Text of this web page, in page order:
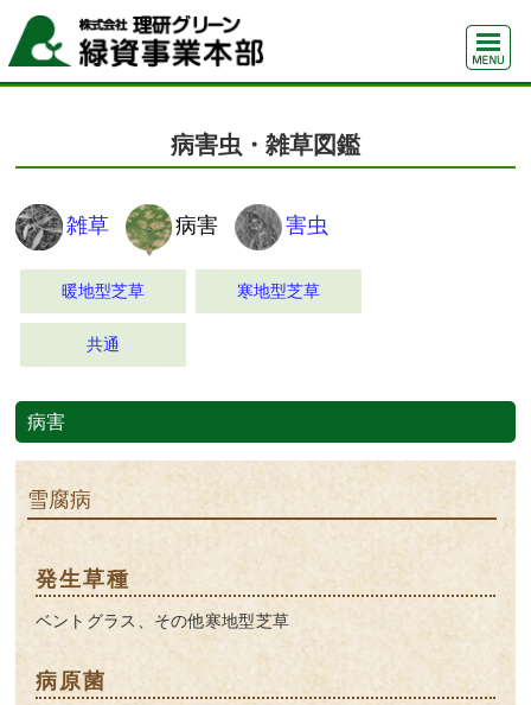
病害虫・雑草図鑑
雑草 病害 害虫
暖地型芝草 寒地型芝草
共通
病害
雪腐病
発生草種
ベントグラス、その他寒地型芝草
病原菌